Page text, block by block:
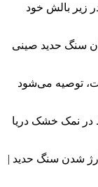
زیر بالش خود
سنگ حدید صینی
توصیه می‌شود
در نمک خشک دریا
شدن سنگ حدید |